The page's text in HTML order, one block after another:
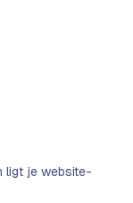
ligt je website-